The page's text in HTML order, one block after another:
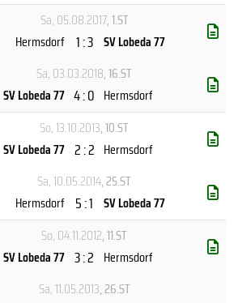
Sa, 05.08.2017, 1.ST
Hermsdorf 1 : 3 SV Lobeda 77
Sa, 03.03.2018, 16.ST
SV Lobeda 77 4 : 0 Hermsdorf
So, 13.10.2013, 10.ST
SV Lobeda 77 2 : 2 Hermsdorf
Sa, 10.05.2014, 25.ST
Hermsdorf 5 : 1 SV Lobeda 77
So, 04.11.2012, 11.ST
SV Lobeda 77 3 : 2 Hermsdorf
Sa, 11.05.2013, 26.ST